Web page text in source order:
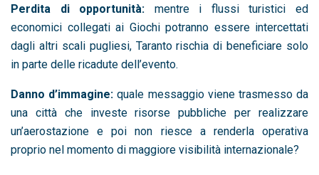
Perdita di opportunità: mentre i flussi turistici ed
economici collegati ai Giochi potranno essere intercettati
dagli altri scali pugliesi, Taranto rischia di beneficiare solo
in parte delle ricadute dell’evento.
Danno d’immagine: quale messaggio viene trasmesso da
una città che investe risorse pubbliche per realizzare
un’aerostazione e poi non riesce a renderla operativa
proprio nel momento di maggiore visibilità internazionale?